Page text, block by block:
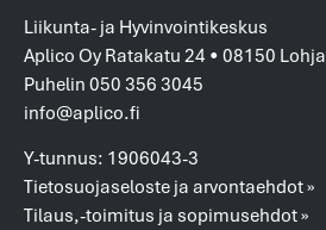
Liikunta- ja Hyvinvointikeskus
Aplico Oy Ratakatu 24 • 08150 Lohja
Puhelin 050 356 3045
info@aplico.fi
Y-tunnus: 1906043-3
Tietosuojaseloste ja arvontaehdot »
Tilaus,-toimitus ja sopimusehdot »